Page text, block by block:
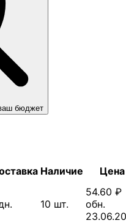
бюджет
Наличие Цена
10 шт.
54.60 ₽
обн.